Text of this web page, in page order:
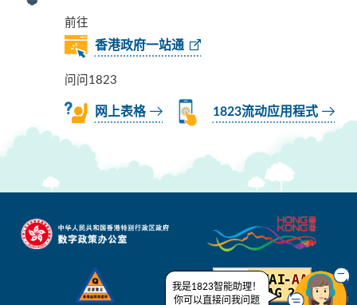
前往
香港政府一站通
问问1823
网上表格 1823流动应用程式
我是1823智能助理！
你可以直接问我问题